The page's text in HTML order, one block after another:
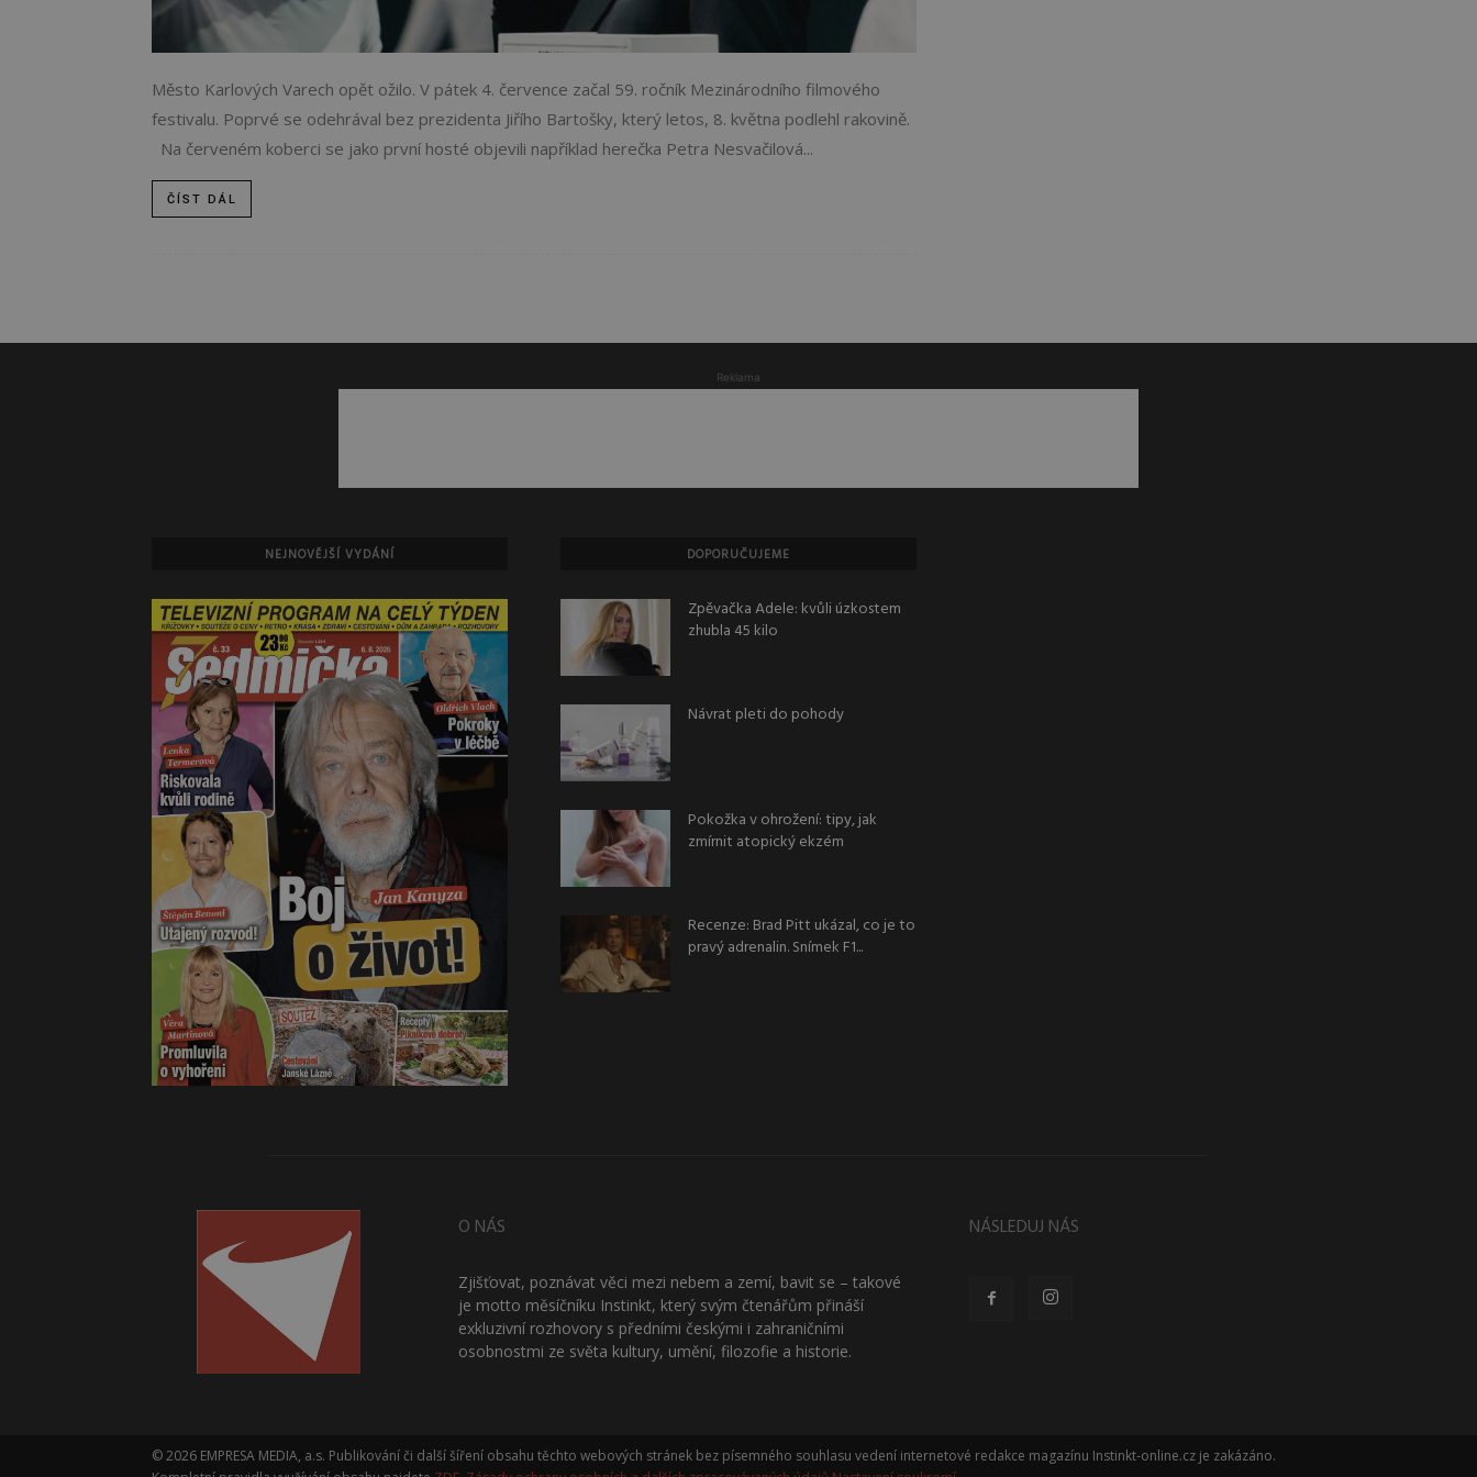
Město Karlových Varech opět ožilo. V pátek 4. července začal 59. ročník Mezinárodního filmového
festivalu. Poprvé se odehrával bez prezidenta Jiřího Bartošky, který letos, 8. května podlehl rakovině.
Na červeném koberci se jako první hosté objevili například herečka Petra Nesvačilová...
ČÍST DÁL
Reklama
NEJNOVĚJŠÍ VYDÁNÍ DOPORUČUJEME
Zpěvačka Adele: kvůli úzkostem
zhubla 45 kilo
Návrat pleti do pohody
Pokožka v ohrožení: tipy, jak
zmírnit atopický ekzém
Recenze: Brad Pitt ukázal, co je to
pravý adrenalin. Snímek F1...
O NÁS
Zjišťovat, poznávat věci mezi nebem a zemí, bavit se – takové
je motto měsíčníku Instinkt, který svým čtenářům přináší
exkluzivní rozhovory s předními českými i zahraničními
osobnostmi ze světa kultury, umění, filozofie a historie.
NÁSLEDUJ NÁS
© 2026 EMPRESA MEDIA, a.s. Publikování či další šíření obsahu těchto webových stránek bez písemného souhlasu vedení internetové redakce magazínu Instinkt-online.cz je zakázáno.